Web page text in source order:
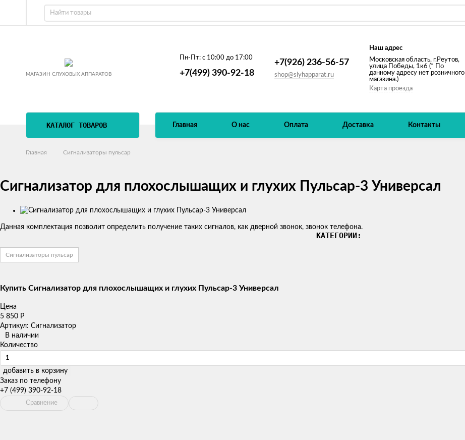
МАГАЗИН СЛУХОВЫХ АППАРАТОВ
Пн-Пт: с 10:00 до 17:00
+7(499) 390-92-18
+7(926) 236-56-57
shop@slyhapparat.ru
Наш адрес
Московская область, г.Реутов,
улица Победы, 1к6 (* По
данному адресу нет розничного
магазина.)
Карта проезда
КАТАЛОГ ТОВАРОВ Главная О нас Оплата Доставка Контакты
Главная Сигнализаторы пульсар
Сигнализатор для плохослышащих и глухих Пульсар-3 Универсал
Изображения
​Данная комплектация позволит определить получение таких сигналов, как дверной звонок, звонок телефона.
КАТЕГОРИИ:
Сигнализаторы пульсар
Купить Сигнализатор для плохослышащих и глухих Пульсар-3 Универсал
Цена
5 850 Р
Артикул: Сигнализатор
В наличии
Количество
добавить в корзину
Заказ по телефону
+7 (499) 390-92-18
Сравнение